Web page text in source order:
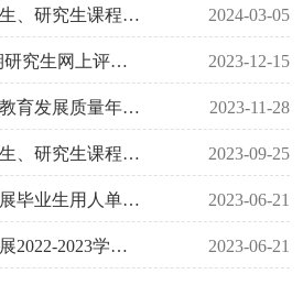
关于职称申报申请本科生、研究生课程教学评价的通知 2024-03-05
2023-2024学年第一学期研究生网上评教通知 2023-12-15
上海外国语大学研究生教育发展质量年度报告（2022年） 2023-11-28
关于职称评审申请本科生、研究生课程听课评教的通知 2023-09-25
上海外国语大学关于开展毕业生用人单位评价的通知 2023-06-21
上海外国语大学关于开展2022-2023学年在校研究生成长评价的通知 2023-06-21